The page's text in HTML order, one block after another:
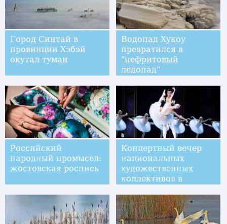
Город Синтай в
провинции Хэбэй
окутал туман
Водопад Хукоу
превратился в
"нефритовый
ледопад"
Российский
народный промысел:
жостовская роспись
Концертный вечер
национальных
художественных
коллективов в